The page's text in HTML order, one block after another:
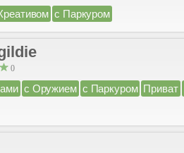
с Паркуром
0
с Оружием с Паркуром Приват